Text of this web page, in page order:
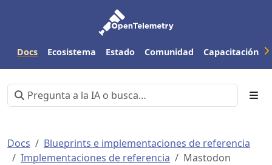
Docs Ecosistema Estado Comunidad Capacitación
Docs
Blueprints e implementaciones de referencia
Implementaciones de referencia
Mastodon